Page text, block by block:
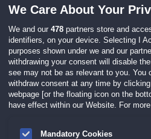
Datenschutz| AGB|Impressum
We Care About Your
We and our 478 partners store and
identifiers, on your device. Selecting I
purposes shown under we and our
withdrawing your consent will disable
see may not be as relevant to you. You
withdraw consent at any time by
webpage [or the floating icon on the
have effect within our Website. For
Mandatory Cookies